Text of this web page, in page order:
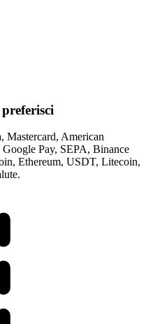
Mastercard, American
Pay, SEPA, Binance
Ethereum, USDT, Litecoin,